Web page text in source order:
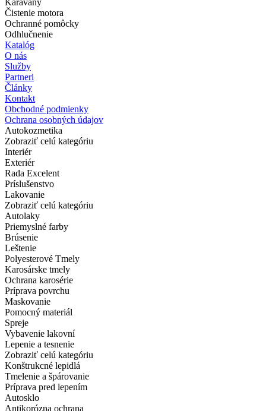
Čistenie motora
Ochranné pomôcky
Odhlučnenie
Katalóg
O nás
Služby
Partneri
Články
Kontakt
Obchodné podmienky
Ochrana osobných údajov
Autokozmetika
Zobraziť celú kategóriu
Interiér
Exteriér
Rada Excelent
Príslušenstvo
Lakovanie
Zobraziť celú kategóriu
Autolaky
Priemyslné farby
Brúsenie
Leštenie
Polyesterové Tmely
Karosárske tmely
Ochrana karosérie
Príprava povrchu
Maskovanie
Pomocný materiál
Spreje
Vybavenie lakovní
Lepenie a tesnenie
Zobraziť celú kategóriu
Konštrukcné lepidlá
Tmelenie a špárovanie
Príprava pred lepením
Autosklo
Antikorózna ochrana